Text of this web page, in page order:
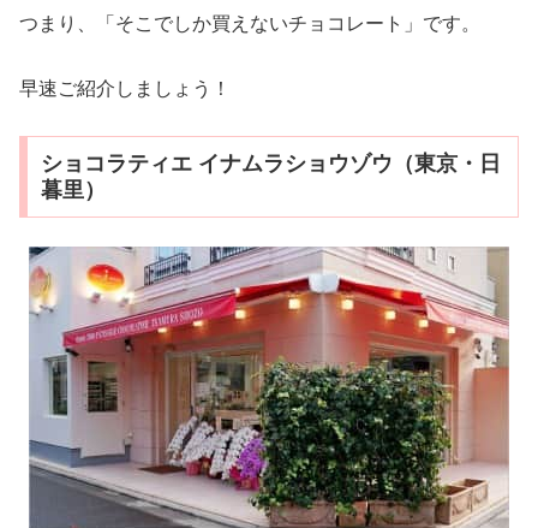
つまり、「そこでしか買えないチョコレート」です。
早速ご紹介しましょう！
ショコラティエ イナムラショウゾウ（東京・日
暮里）